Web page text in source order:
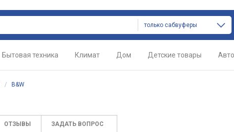
только сабвуферы
Бытовая техника Климат Дом Детские товары Авто
/ B&W
ОТЗЫВЫ ЗАДАТЬ ВОПРОС